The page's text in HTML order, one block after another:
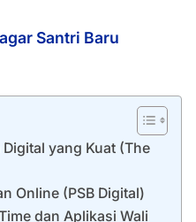
Santri Baru
yang Kuat (The
Online (PSB Digital)
dan Aplikasi Wali